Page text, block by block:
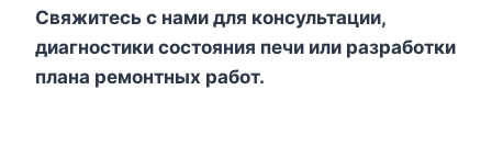
Свяжитесь с нами для консультации,
диагностики состояния печи или разработки
плана ремонтных работ.